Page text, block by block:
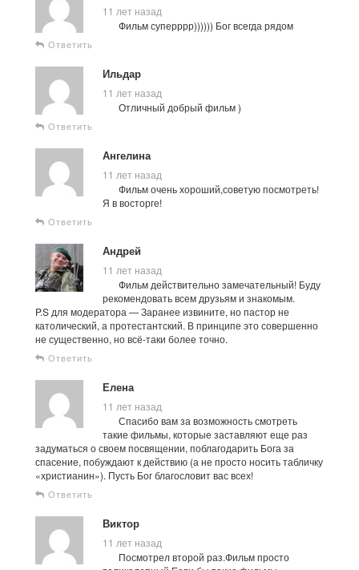
11 лет назад
Фильм суперррр)))))) Бог всегда рядом
Ответить
Ильдар
11 лет назад
Отличный добрый фильм )
Ответить
Ангелина
11 лет назад
Фильм очень хороший,советую посмотреть!
Я в восторге!
Ответить
Андрей
11 лет назад
Фильм действительно замечательный! Буду
рекомендовать всем друзьям и знакомым.
P.S для модератора — Заранее извините, но пастор не
католический, а протестантский. В принципе это совершенно
не существенно, но всё-таки более точно.
Ответить
Елена
11 лет назад
Спасибо вам за возможность смотреть
такие фильмы, которые заставляют еще раз
задуматься о своем посвящении, поблагодарить Бога за
спасение, побуждают к действию (а не просто носить табличку
«христианин»). Пусть Бог благословит вас всех!
Ответить
Виктор
11 лет назад
Посмотрел второй раз.Фильм просто